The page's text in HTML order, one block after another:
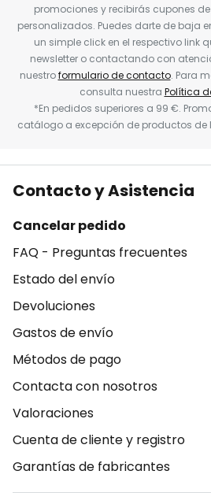
promociones y recibirás cupones
personalizados. Puedes darte de baja
un simple click en el respectivo link
newsletter o contactando con
nuestroformulario de contacto. Para
consulta nuestra Política
*En pedidos superiores a 99 €.
catálogo a excepción de productos de
Contacto y Asistencia
Cancelar pedido
FAQ - Preguntas frecuentes
Estado del envío
Devoluciones
Gastos de envío
Métodos de pago
Contacta con nosotros
Valoraciones
Cuenta de cliente y registro
Garantías de fabricantes